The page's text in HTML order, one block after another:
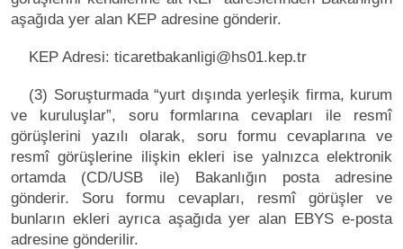
aşağıda yer alan KEP adresine gönderir.
KEP Adresi: ticaretbakanligi@hs01.kep.tr
(3) Soruşturmada “yurt dışında yerleşik firma, kurum
ve kuruluşlar”, soru formlarına cevapları ile resmî
görüşlerini yazılı olarak, soru formu cevaplarına ve
resmî görüşlerine ilişkin ekleri ise yalnızca elektronik
ortamda (CD/USB ile) Bakanlığın posta adresine
gönderir. Soru formu cevapları, resmî görüşler ve
bunların ekleri ayrıca aşağıda yer alan EBYS e-posta
adresine gönderilir.